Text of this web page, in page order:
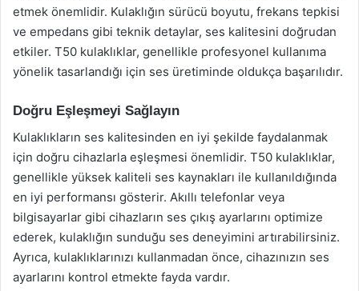
etmek önemlidir. Kulaklığın sürücü boyutu, frekans tepkisi
ve empedans gibi teknik detaylar, ses kalitesini doğrudan
etkiler. T50 kulaklıklar, genellikle profesyonel kullanıma
yönelik tasarlandığı için ses üretiminde oldukça başarılıdır.
Doğru Eşleşmeyi Sağlayın
Kulaklıkların ses kalitesinden en iyi şekilde faydalanmak
için doğru cihazlarla eşleşmesi önemlidir. T50 kulaklıklar,
genellikle yüksek kaliteli ses kaynakları ile kullanıldığında
en iyi performansı gösterir. Akıllı telefonlar veya
bilgisayarlar gibi cihazların ses çıkış ayarlarını optimize
ederek, kulaklığın sunduğu ses deneyimini artırabilirsiniz.
Ayrıca, kulaklıklarınızı kullanmadan önce, cihazınızın ses
ayarlarını kontrol etmekte fayda vardır.